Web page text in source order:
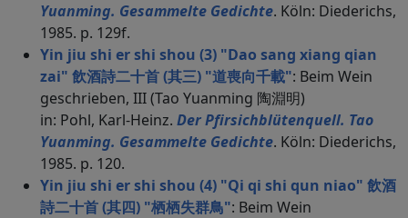
Yuanming. Gesammelte Gedichte. Köln: Diederichs,
1985. p. 129f.
Yin jiu shi er shi shou (3) "Dao sang xiang qian
zai" 飲酒詩二十首 (其三) "道喪向千載": Beim Wein
geschrieben, III (Tao Yuanming 陶淵明)
in: Pohl, Karl-Heinz. Der Pfirsichblütenquell. Tao
Yuanming. Gesammelte Gedichte. Köln: Diederichs,
1985. p. 120.
Yin jiu shi er shi shou (4) "Qi qi shi qun niao" 飲酒
詩二十首 (其四) "栖栖失群鳥": Beim Wein